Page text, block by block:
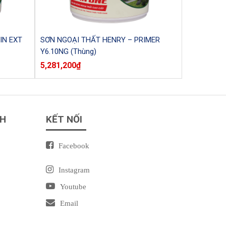
EXT
SƠN NGOẠI THẤT HENRY – PRIMER
Y6.10NG (Thùng)
5,281,200₫
KẾT NỐI
Facebook
Instagram
Youtube
Email